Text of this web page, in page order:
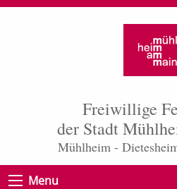
Freiwillige
der Stadt
Mühlheim -
Menu